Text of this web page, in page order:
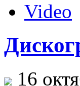
Video
16